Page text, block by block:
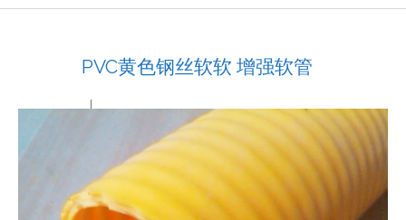
PVC黄色钢丝软软 增强软管